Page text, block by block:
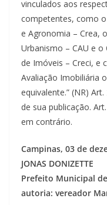
vinculados aos
competentes, como o
e Agronomia – Crea,
Urbanismo – CAU e
de Imóveis – Creci, e
Avaliação Imobiliária
equivalente.” (NR)
de sua publicação.
em contrário.
Campinas, 03 de
JONAS DONIZETTE
Prefeito Municipal
autoria: vereador